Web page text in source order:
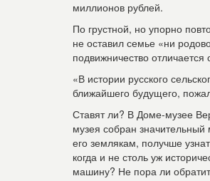
миллионов рублей.
По грустной, но упорно
не оставил семье «ни
подвижничество
«В истории русского
ближайшего будущего,
Ставят ли? В Доме-музее
музея собран
его землякам, получше
когда и не столь уж
машину? Не пора ли